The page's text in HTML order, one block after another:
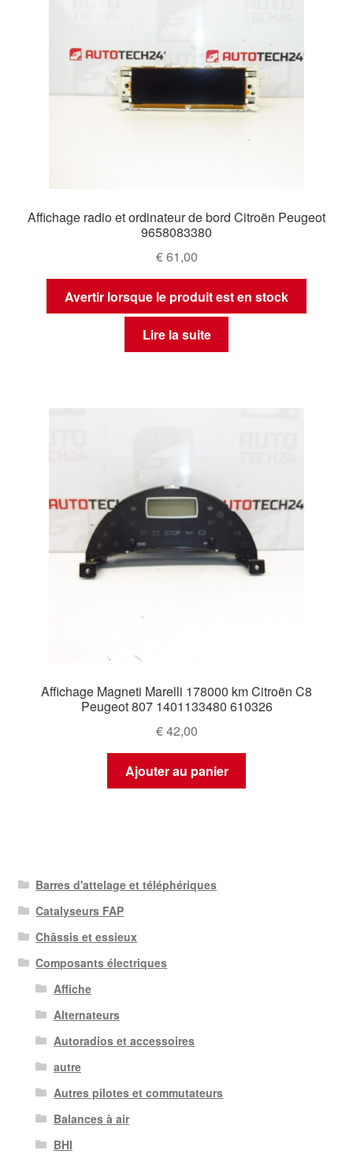
Affichage radio et ordinateur de bord Citroën Peugeot
9658083380
€61,00
Avertir lorsque le produit est en stock
Lire la suite
Affichage Magneti Marelli 178000 km Citroën C8
Peugeot 807 1401133480 610326
€42,00
Ajouter au panier
Barres d'attelage et téléphériques
Catalyseurs FAP
Châssis et essieux
Composants électriques
Affiche
Alternateurs
Autoradios et accessoires
autre
Autres pilotes et commutateurs
Balances à air
BHI